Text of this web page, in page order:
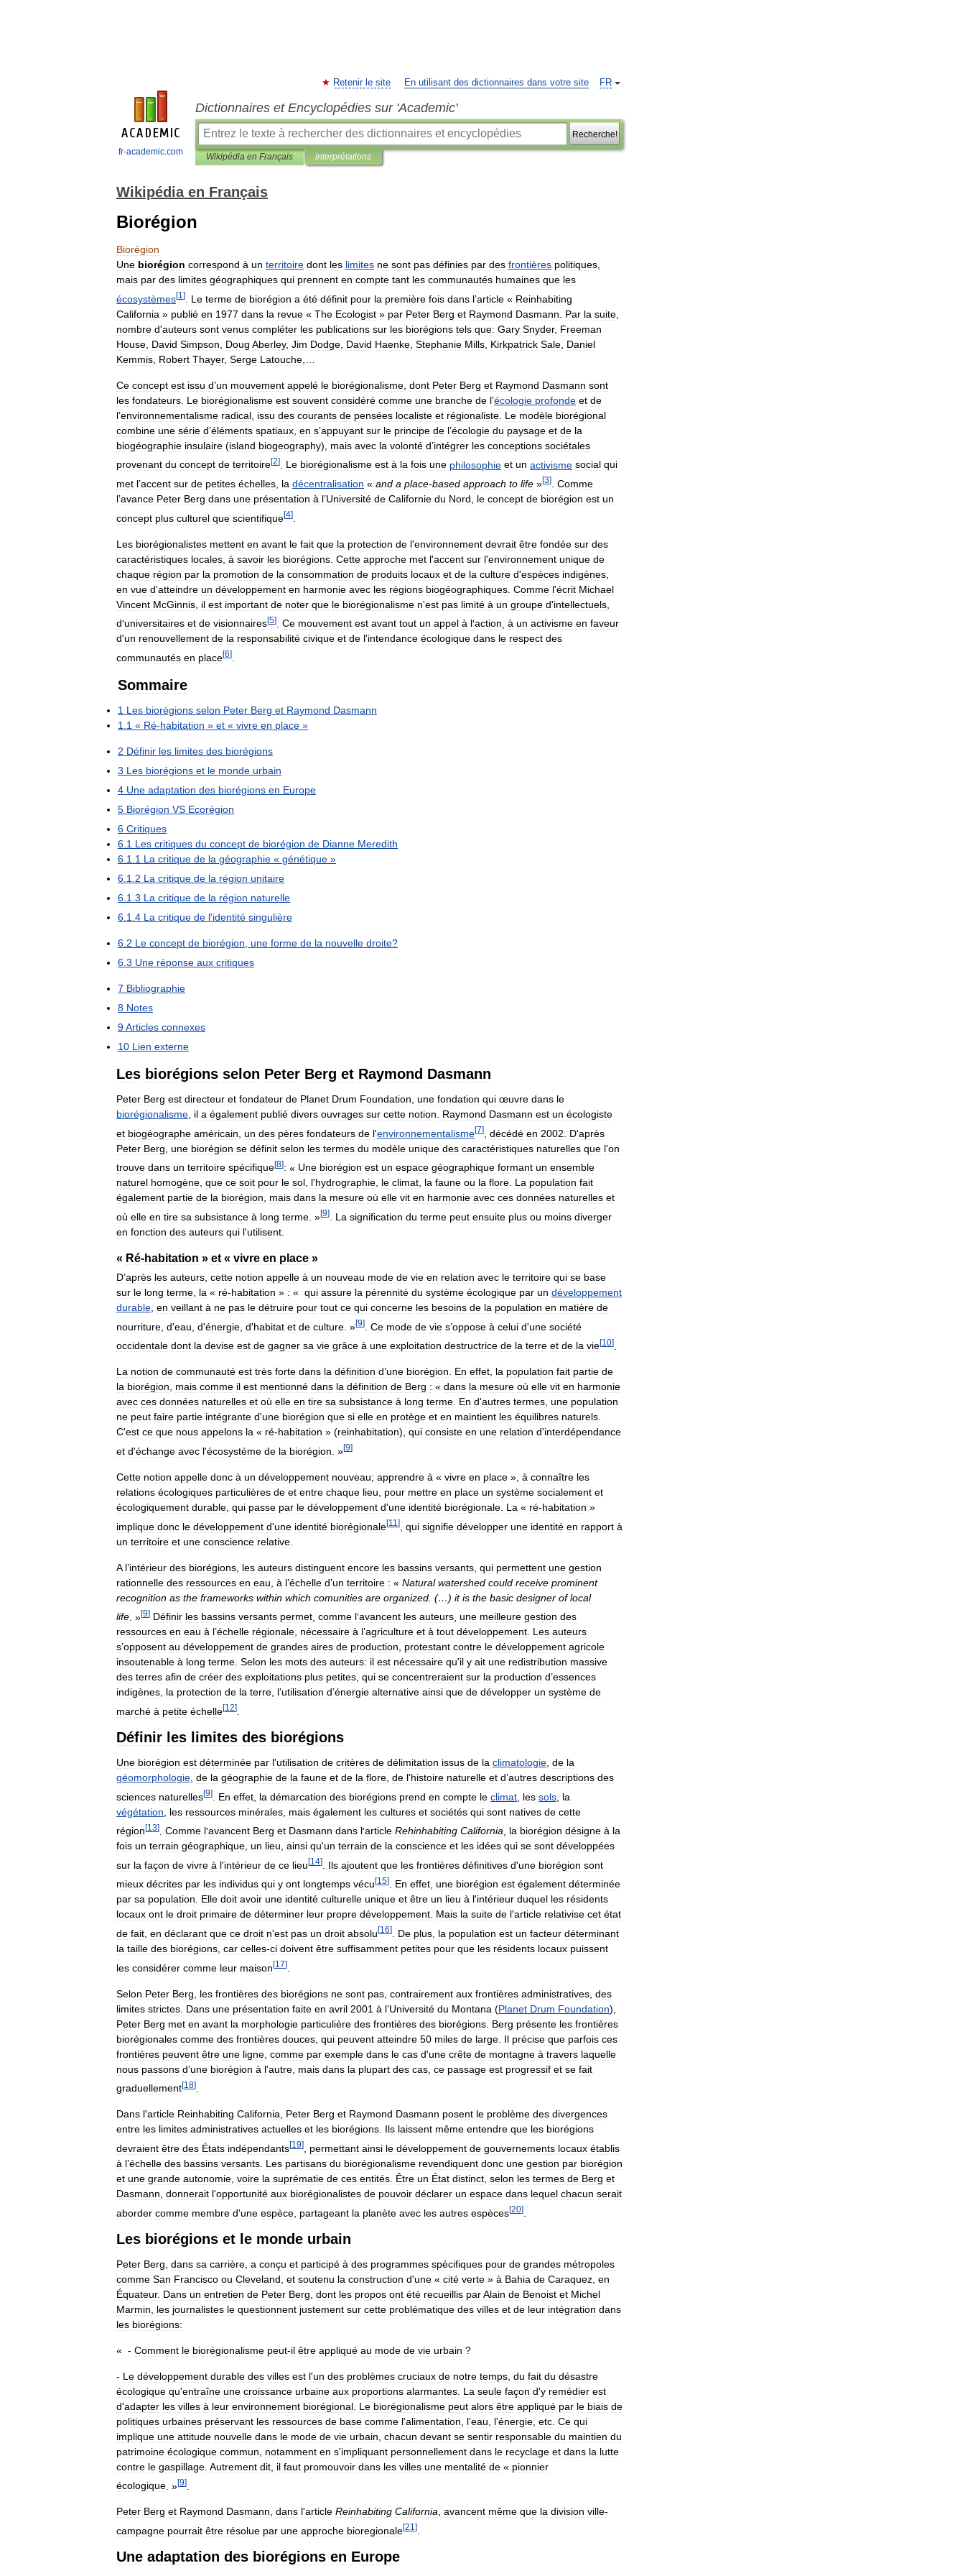
fr-academic.com
FR
Retenir le site En utilisant des dictionnaires dans votre site
Dictionnaires et Encyclopédies sur 'Academic'
Recherche!
Wikipédia en Français interprétations
Wikipédia en Français
Biorégion
Biorégion
Une biorégion correspond à un territoire dont les limites ne sont pas définies par des frontières politiques
mais par des limites géographiques qui prennent en compte tant les communautés humaines que les
écosystèmes[1 ] Le terme de biorégion a été définit pour la première fois dans l’article « Reinhabiting
California » publié en 1977 dans la revue « The Ecologist » par Peter Berg et Raymond Dasmann Par la suite
nombre d'auteurs sont venus compléter les publications sur les biorégions tels que: Gary Snyder, Freeman
House David Simpson Doug Aberley, Jim Dodge David Haenke Stephanie Mills Kirkpatrick Sale Daniel
Kemmis Robert Thayer, Serge Latouche
Ce concept est issu d’un mouvement appelé le biorégionalisme dont Peter Berg et Raymond Dasmann sont
les fondateurs Le biorégionalisme est souvent considéré comme une branche de l’écologie profonde et de
l’environnementalisme radical issu des courants de pensées localiste et régionaliste Le modèle biorégional
combine une série d’éléments spatiaux en s’appuyant sur le principe de l’écologie du paysage et de la
biogéographie insulaire (island biogeography), mais avec la volonté d’intégrer les conceptions sociétales
provenant du concept de territoire[2] Le biorégionalisme est à la fois une philosophie et un activisme social qui
met l’accent sur de petites échelles la décentralisation « and a place-based approach to life »[3]
Comme
l’avance Peter Berg dans une présentation à l’Université de Californie du Nord le concept de biorégion est un
concept plus culturel que scientifique[4]
Les biorégionalistes mettent en avant le fait que la protection de l'environnement devrait être fondée sur des
caractéristiques locales à savoir les biorégions Cette approche met l'accent sur l'environnement unique de
chaque région par la promotion de la consommation de produits locaux et de la culture d'espèces indigènes
en vue d'atteindre un développement en harmonie avec les régions biogéographiques Comme l'écrit Michael
Vincent McGinnis il est important de noter que le biorégionalisme n'est pas limité à un groupe d'intellectuels
d'universitaires et de visionnaires[5] Ce mouvement est avant tout un appel à l'action à un activisme en faveur
d'un renouvellement de la responsabilité civique et de l'intendance écologique dans le respect des
communautés en place[6]
Sommaire
1 Les biorégions selon Peter Berg et Raymond Dasmann
1 1 « Ré-habitation » et « vivre en place »
2 Définir les limites des biorégions
3 Les biorégions et le monde urbain
4 Une adaptation des biorégions en Europe
5 Biorégion VS Ecorégion
6 Critiques
6 1 Les critiques du concept de biorégion de Dianne Meredith
6 1 1 La critique de la géographie « génétique »
6 1 2 La critique de la région unitaire
6 1 3 La critique de la région naturelle
6 1 4 La critique de l'identité singulière
6 2 Le concept de biorégion une forme de la nouvelle droite?
6 3 Une réponse aux critiques
7 Bibliographie
8 Notes
9Articles connexes
10 Lien externe
Les biorégions selon Peter Berg et Raymond Dasmann
Peter Berg est directeur et fondateur de Planet Drum Foundation une fondation qui œuvre dans le
biorégionalisme il a également publié divers ouvrages sur cette notion Raymond Dasmann est un écologiste
et biogéographe américain un des pères fondateurs de l'environnementalisme[7] décédé en 2002 D'après
Peter Berg une biorégion se définit selon les termes du modèle unique des caractéristiques naturelles que l'on
trouve dans un territoire spécifique[8]: « Une biorégion est un espace géographique formant un ensemble
naturel homogène, que ce soit pour le sol, l'hydrographie, le climat, la faune ou la flore. La population fait
également partie de la biorégion, mais dans la mesure où elle vit en harmonie avec ces données naturelles et
où elle en tire sa subsistance à long terme . »[9] La signification du terme peut ensuite plus ou moins diverger
en fonction des auteurs qui l'utilisent
« Ré-habitation » et « vivre en place »
D’après les auteurs cette notion appelle à un nouveau mode de vie en relation avec le territoire qui se base
sur le long terme la « ré-habitation » : « qui assure la pérennité du système écologique par un développement
durable en veillant à ne pas le détruire pour tout ce qui concerne les besoins de la population en matière de
nourriture d'eau d'énergie d'habitat et de culture . »[9] Ce mode de vie s’oppose à celui d'une société
occidentale dont la devise est de gagner sa vie grâce à une exploitation destructrice de la terre et de la vie[10]
La notion de communauté est très forte dans la définition d’une biorégion. En effet, la population fait partie de
la biorégion, mais comme il est mentionné dans la définition de Berg : « dans la mesure où elle vit en harmonie
avec ces données naturelles et où elle en tire sa subsistance à long terme. En d'autres termes, une population
ne peut faire partie intégrante d'une biorégion que si elle en protège et en maintient les équilibres naturels.
C'est ce que nous appelons la « ré-habitation » (reinhabitation), qui consiste en une relation d'interdépendance
et d'échange avec l'écosystème de la biorégion . »[9]
Cette notion appelle donc à un développement nouveau; apprendre à « vivre en place », à connaître les
relations écologiques particulières de et entre chaque lieu pour mettre en place un système socialement et
écologiquement durable qui passe par le développement d'une identité biorégionale La « ré-habitation »
implique donc le développement d'une identité biorégionale[11 ] qui signifie développer une identité en rapport à
un territoire et une conscience relative
A l’intérieur des biorégions les auteurs distinguent encore les bassins versants qui permettent une gestion
rationnelle des ressources en eau à l’échelle d’un territoire : « Natural watershed could receive prominent
recognition as the frameworks within which comunities are organized . (…) it is the basic designer of local
life . »[9] Définir les bassins versants permet comme l’avancent les auteurs une meilleure gestion des
ressources en eau à l’échelle régionale nécessaire à l’agriculture et à tout développement Les auteurs
s’opposent au développement de grandes aires de production protestant contre le développement agricole
insoutenable à long terme Selon les mots des auteurs: il est nécessaire qu'il y ait une redistribution massive
des terres afin de créer des exploitations plus petites qui se concentreraient sur la production d’essences
indigènes la protection de la terre l’utilisation d’énergie alternative ainsi que de développer un système de
marché à petite échelle[12]
Définir les limites des biorégions
Une biorégion est déterminée par l'utilisation de critères de délimitation issus de la climatologie de la
géomorphologie de la géographie de la faune et de la flore de l'histoire naturelle et d’autres descriptions des
sciences naturelles[9] En effet la démarcation des biorégions prend en compte le climat les sols la
végétation
les ressources minérales mais également les cultures et sociétés qui sont natives de cette
région[13] Comme l'avancent Berg et Dasmann dans l'article Rehinhabiting California la biorégion désigne à la
fois un terrain géographique un lieu ainsi qu'un terrain de la conscience et les idées qui se sont développées
sur la façon de vivre à l'intérieur de ce lieu [14] Ils ajoutent que les frontières définitives d'une biorégion sont
mieux décrites par les individus qui y ont longtemps vécu[15] En effet une biorégion est également déterminée
par sa population. Elle doit avoir une identité culturelle unique et être un lieu à l'intérieur duquel les résidents
locaux ont le droit primaire de déterminer leur propre développement. Mais la suite de l'article relativise cet état
de fait en déclarant que ce droit n'est pas un droit absolu [16] De plus la population est un facteur déterminant
la taille des biorégions car celles-ci doivent être suffisamment petites pour que les résidents locaux puissent
les considérer comme leur maison [17]
Selon Peter Berg les frontières des biorégions ne sont pas contrairement aux frontières administratives des
limites strictes Dans une présentation faite en avril 2001 à l’Université du Montana (Planet Drum Foundation),
Peter Berg met en avant la morphologie particulière des frontières des biorégions Berg présente les frontières
biorégionales comme des frontières douces qui peuvent atteindre 50 miles de large Il précise que parfois ces
frontières peuvent être une ligne comme par exemple dans le cas d'une crête de montagne à travers laquelle
nous passons d’une biorégion à l'autre mais dans la plupart des cas ce passage est progressif et se fait
graduellement[18]
Dans l'article Reinhabiting California, Peter Berg et Raymond Dasmann posent le problème des divergences
entre les limites administratives actuelles et les biorégions. Ils laissent même entendre que les biorégions
devraient être des États indépendants[19] permettant ainsi le développement de gouvernements locaux établis
à l’échelle des bassins versants Les partisans du biorégionalisme revendiquent donc une gestion par biorégion
et une grande autonomie voire la suprématie de ces entités Être un État distinct selon les termes de Berg et
Dasmann donnerait l'opportunité aux biorégionalistes de pouvoir déclarer un espace dans lequel chacun serait
aborder comme membre d'une espèce partageant la planète avec les autres espèces[20]
Les biorégions et le monde urbain
Peter Berg dans sa carrière a conçu et participé à des programmes spécifiques pour de grandes métropoles
comme San Francisco ou Cleveland et soutenu la construction d'une « cité verte » à Bahia de Caraquez en
Équateur. Dans un entretien de Peter Berg dont les propos ont été recueillis parAlain de Benoist et Michel
Marmin
les journalistes le questionnent justement sur cette problématique des villes et de leur intégration dans
les biorégions:
« - Comment le biorégionalisme peut-il être appliqué au mode de vie urbain ?
- Le développement durable des villes est l'un des problèmes cruciaux de notre temps du fait du désastre
écologique qu'entraîne une croissance urbaine aux proportions alarmantes La seule façon d'y remédier est
d'adapter les villes à leur environnement biorégional Le biorégionalisme peut alors être appliqué par le biais de
politiques urbaines préservant les ressources de base comme l'alimentation l'eau l'énergie etc Ce qui
implique une attitude nouvelle dans le mode de vie urbain chacun devant se sentir responsable du maintien du
patrimoine écologique commun notamment en s'impliquant personnellement dans le recyclage et dans la lutte
contre le gaspillage Autrement dit il faut promouvoir dans les villes une mentalité de « pionnier
écologique . »[9]
Peter Berg et Raymond Dasmann, dans l'article Reinhabiting California, avancent même que la division ville-
campagne pourrait être résolue par une approche bioregionale[21 ]
Une adaptation des biorégions en Europe